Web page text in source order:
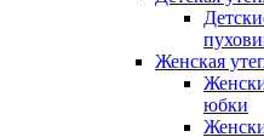
Женская
юбки